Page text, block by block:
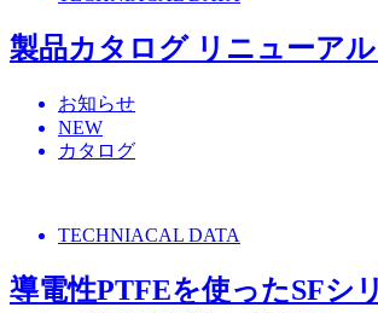
製品カタログ リニューアル
お知らせ
NEW
カタログ
TECHNIACAL DATA
導電性PTFEを使ったSFシ